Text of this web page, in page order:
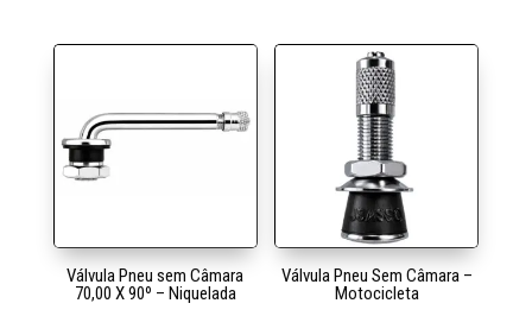
Válvula Pneu sem Câmara
70,00 X 90º – Niquelada
Válvula Pneu Sem Câmara –
Motocicleta